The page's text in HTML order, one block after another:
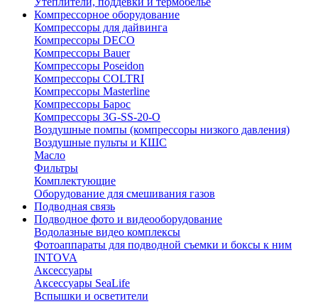
Компрессорное оборудование
Компрессоры для дайвинга
Компрессоры DECO
Компрессоры Bauer
Компрессоры Poseidon
Компрессоры COLTRI
Компрессоры Masterline
Компрессоры Барос
Компрессоры 3G-SS-20-O
Воздушные помпы (компрессоры низкого давления)
Воздушные пульты и КШС
Масло
Фильтры
Комплектующие
Оборудование для смешивания газов
Подводная связь
Подводное фото и видеооборудование
Водолазные видео комплексы
Фотоаппараты для подводной съемки и боксы к ним
INTOVA
Аксессуары
Аксессуары SeaLife
Вспышки и осветители